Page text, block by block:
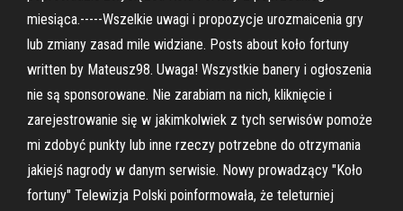
miesiąca.-----Wszelkie uwagi i propozycje urozmaicenia gry
lub zmiany zasad mile widziane. Posts about koło fortuny
written by Mateusz98. Uwaga! Wszystkie banery i ogłoszenia
nie są sponsorowane. Nie zarabiam na nich, kliknięcie i
zarejestrowanie się w jakimkolwiek z tych serwisów pomoże
mi zdobyć punkty lub inne rzeczy potrzebne do otrzymania
jakiejś nagrody w danym serwisie. Nowy prowadzący "Koło
fortuny" Telewizja Polski poinformowała, że teleturniej